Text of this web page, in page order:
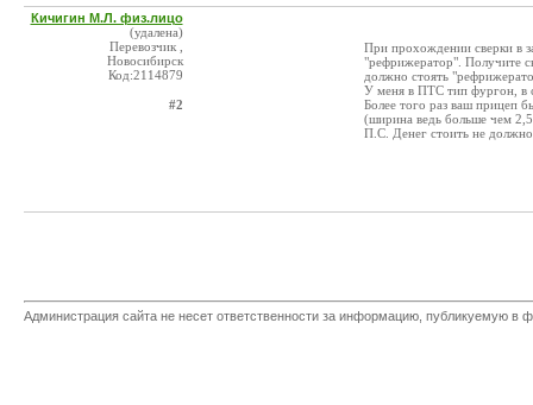
Кичигин М.Л. физ.лицо
(удалена)
Перевозчик ,
Новосибирск
Код:2114879
#2
При прохождении сверки в
"рефрижератор". Получите
должно стоять
У меня в ПТС тип фургон, в
Более того раз ваш прицеп
(ширина ведь больше чем
П.С. Денег стоить не
Администрация сайта не несет ответственности за информацию, публикуемую